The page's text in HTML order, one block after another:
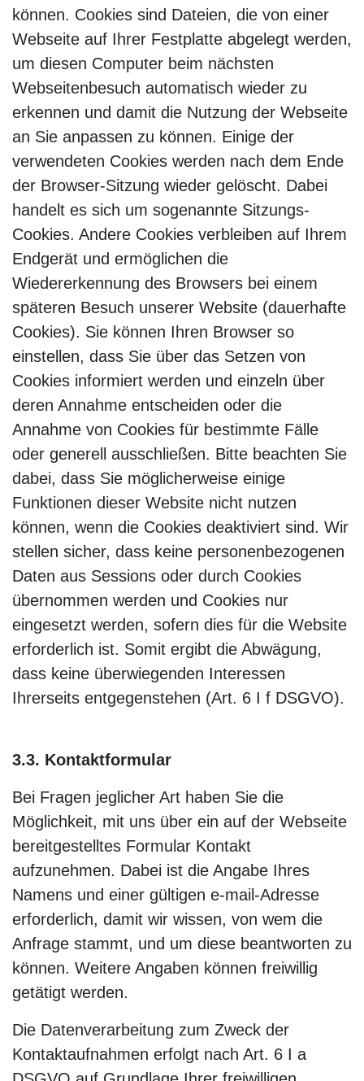
können. Cookies sind Dateien, die von einer
Webseite auf Ihrer Festplatte abgelegt werden,
um diesen Computer beim nächsten
Webseitenbesuch automatisch wieder zu
erkennen und damit die Nutzung der Webseite
an Sie anpassen zu können. Einige der
verwendeten Cookies werden nach dem Ende
der Browser-Sitzung wieder gelöscht. Dabei
handelt es sich um sogenannte Sitzungs-
Cookies. Andere Cookies verbleiben auf Ihrem
Endgerät und ermöglichen die
Wiedererkennung des Browsers bei einem
späteren Besuch unserer Website (dauerhafte
Cookies). Sie können Ihren Browser so
einstellen, dass Sie über das Setzen von
Cookies informiert werden und einzeln über
deren Annahme entscheiden oder die
Annahme von Cookies für bestimmte Fälle
oder generell ausschließen. Bitte beachten Sie
dabei, dass Sie möglicherweise einige
Funktionen dieser Website nicht nutzen
können, wenn die Cookies deaktiviert sind. Wir
stellen sicher, dass keine personenbezogenen
Daten aus Sessions oder durch Cookies
übernommen werden und Cookies nur
eingesetzt werden, sofern dies für die Website
erforderlich ist. Somit ergibt die Abwägung,
dass keine überwiegenden Interessen
Ihrerseits entgegenstehen (Art. 6 I f DSGVO).
3.3. Kontaktformular
Bei Fragen jeglicher Art haben Sie die
Möglichkeit, mit uns über ein auf der Webseite
bereitgestelltes Formular Kontakt
aufzunehmen. Dabei ist die Angabe Ihres
Namens und einer gültigen e-mail-Adresse
erforderlich, damit wir wissen, von wem die
Anfrage stammt, und um diese beantworten zu
können. Weitere Angaben können freiwillig
getätigt werden.
Die Datenverarbeitung zum Zweck der
Kontaktaufnahmen erfolgt nach Art. 6 I a